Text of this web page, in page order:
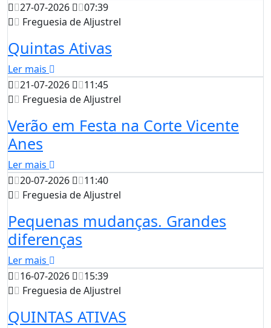
27-07-2026
07:39
Freguesia de Aljustrel
Quintas Ativas
Ler mais
21-07-2026
11:45
Freguesia de Aljustrel
Verão em Festa na Corte Vicente
Anes
Ler mais
20-07-2026
11:40
Freguesia de Aljustrel
Pequenas mudanças. Grandes
diferenças
Ler mais
16-07-2026
15:39
Freguesia de Aljustrel
QUINTAS ATIVAS